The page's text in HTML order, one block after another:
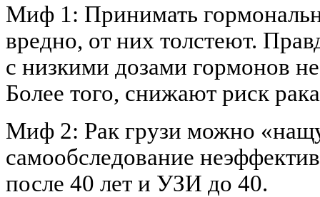
Миф 1: Принимать
вредно, от них толстеют.
с низкими дозами гормонов
Более того, снижают риск
Миф 2: Рак грузи можно
самообследование
после 40 лет и УЗИ до 40.